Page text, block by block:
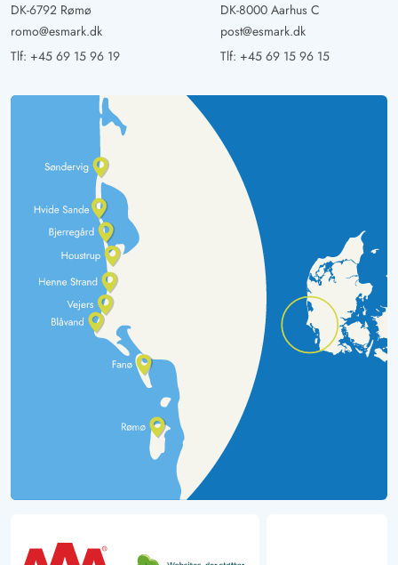
DK-6792 Rømø
romo@esmark.dk
Tlf: +45 69 15 96 19
DK-8000 Aarhus C
post@esmark.dk
Tlf: +45 69 15 96 15